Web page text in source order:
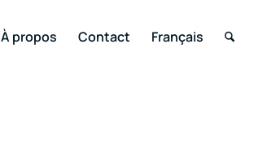
À propos Contact Français